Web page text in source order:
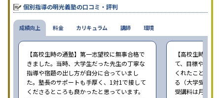
個別指導の明光義塾の口コミ・評判
成績向上
【高校生時の通塾】第一志望校に無事合格で
きました。当時、大学生だった先生の丁寧な
指導や宿題の出し方が自分に合っていまし
た。塾長のサポートも手厚く、1対1で接して
くださるところも良かったと思っています。
【高校生時の通
て、目標や勉強
くれたことが、
る（大学受験で
受講料は月
料金 カリキュラム 講師 環境